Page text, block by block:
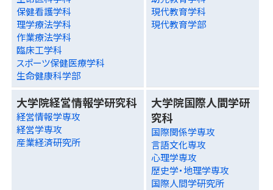
保健看護学科
理学療法学科
作業療法学科
臨床工学科
スポーツ保健医療学科
生命健康科学部
現代教育学科
現代教育学部
大学院経営情報学研究科
経営情報学専攻
経営学専攻
産業経済研究所
大学院国際人間学研
究科
国際関係学専攻
言語文化専攻
心理学専攻
歴史学・地理学専攻
国際人間学研究所